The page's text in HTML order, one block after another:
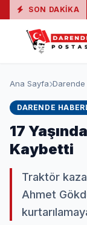
SON DAKIKA
19 Yaralı ●
Ana Sayfa
DARENDE
17
Kaybetti
Traktör
Ahmet